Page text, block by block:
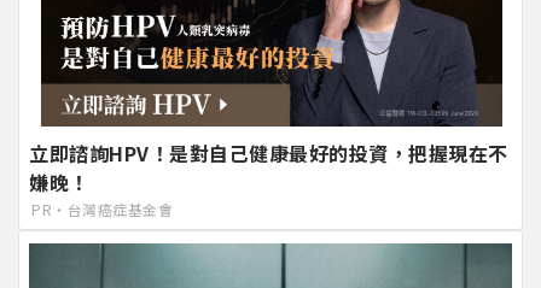
立即諮詢HPV！是對自己健康最好的投資，把握現在不
嫌晚！
PR・台灣癌症基金會